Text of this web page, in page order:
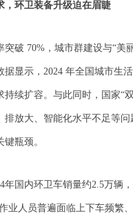
，环卫装备升级迫在眉睫
突破 70%，城市群建设与“美
据显示，2024 年全国城市生
续扩容。与此同时，国家“
排放大、智能化水平不足等
瓶颈。
年国内环卫车销量约2.5万辆
业人员普遍面临上下车频繁